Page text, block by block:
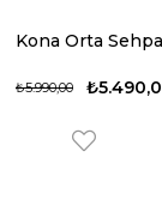
Kona Orta Sehpa
₺5.990,00